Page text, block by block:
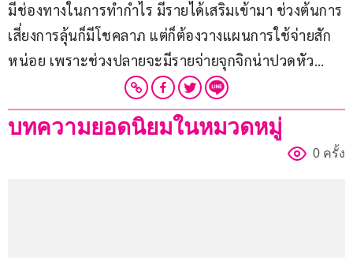
มีช่องทางในการทำกำไร มีรายได้เสริมเข้ามา ช่วงต้นการ
เสี่ยงการลุ้นก็มีโชคลาภ แต่ก็ต้องวางแผนการใช้จ่ายสัก
หน่อย เพราะช่วงปลายจะมีรายจ่ายจุกจิกน่าปวดหัว…
บทความยอดนิยมในหมวดหมู่
0 ครั้ง